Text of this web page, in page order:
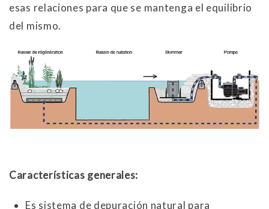
esas relaciones para que se mantenga el equilibrio
del mismo.
Características generales:
Es sistema de depuración natural para